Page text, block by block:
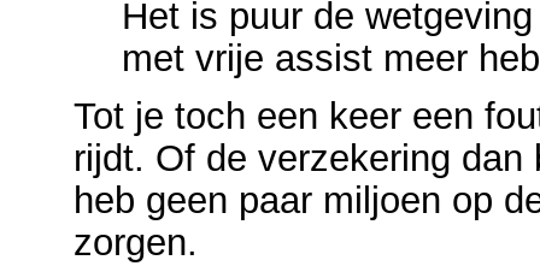
Het is puur de
met vrije assist meer
Tot je toch een keer een
rijdt. Of de verzekering
heb geen paar miljoen op
zorgen.